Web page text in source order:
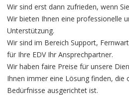
Wir sind erst dann zufrieden, wenn
Wir bieten Ihnen eine professionelle
Unterstützung.
Wir sind im Bereich Support,
für Ihre EDV Ihr Ansprechpartner.
Wir haben faire Preise für unsere
Ihnen immer eine Lösung finden, die
Bedürfnisse ausgerichtet ist.